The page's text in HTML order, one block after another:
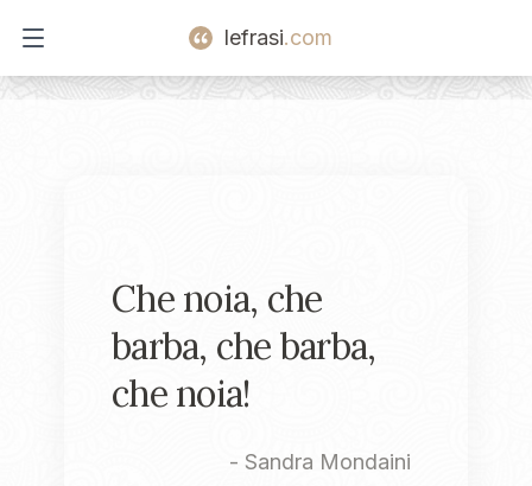
Open main menu
lefrasi.com
Che noia, che
barba, che barba,
che noia!
- Sandra Mondaini